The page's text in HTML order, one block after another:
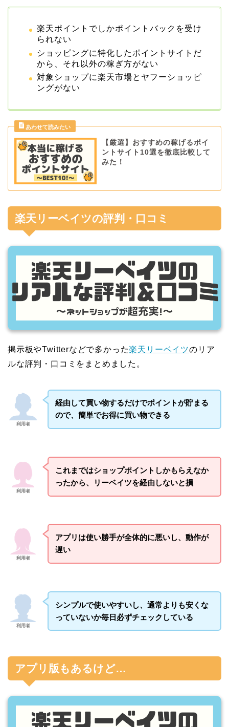
楽天ポイントでしかポイントバックを受け
られない
ショッピングに特化したポイントサイトだ
から、それ以外の稼ぎ方がない
対象ショップに楽天市場とヤフーショッピ
ングがない
【厳選】おすすめの稼げるポイ
ントサイト10選を徹底比較して
みた！
楽天リーベイツの評判・口コミ
掲示板やTwitterなどで多かった楽天リーベイツのリア
ルな評判・口コミをまとめました。
利用者
経由して買い物するだけでポイントが貯まる
ので、簡単でお得に買い物できる
利用者
これまではショップポイントしかもらえなか
ったから、リーベイツを経由しないと損
利用者
アプリは使い勝手が全体的に悪いし、動作が
遅い
利用者
シンプルで使いやすいし、通常よりも安くな
っていないか毎日必ずチェックしている
アプリ版もあるけど…